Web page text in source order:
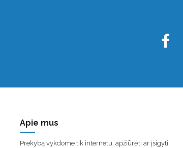
Apie mus
Prekybą vykdome tik internetu, apžiūrėti ar įsigyti